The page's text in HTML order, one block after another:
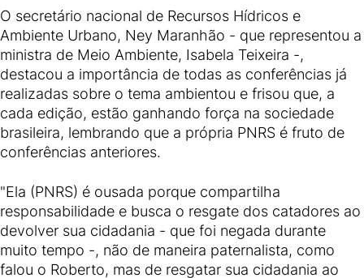
O secretário nacional de Recursos Hídricos e
Ambiente Urbano, Ney Maranhão - que representou a
ministra de Meio Ambiente, Isabela Teixeira -,
destacou a importância de todas as conferências já
realizadas sobre o tema ambientou e frisou que, a
cada edição, estão ganhando força na sociedade
brasileira, lembrando que a própria PNRS é fruto de
conferências anteriores.
"Ela (PNRS) é ousada porque compartilha
responsabilidade e busca o resgate dos catadores ao
devolver sua cidadania - que foi negada durante
muito tempo -, não de maneira paternalista, como
falou o Roberto, mas de resgatar sua cidadania ao